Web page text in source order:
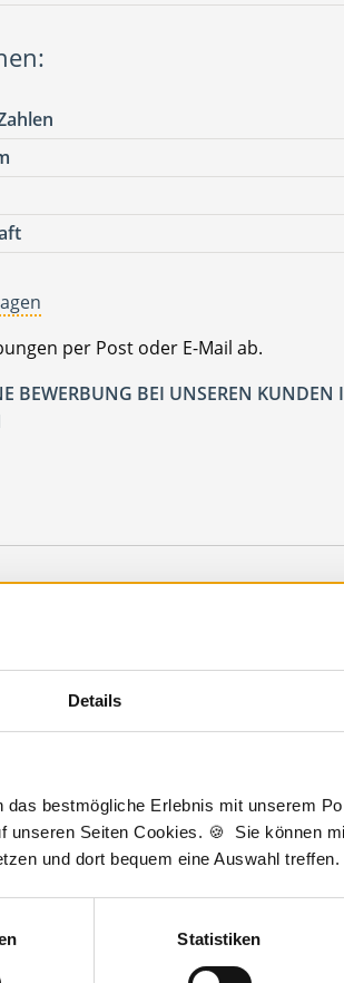
Details
bestmögliche Erlebnis mit unserem
unseren Seiten Cookies. 🍪 Sie können
und dort bequem eine Auswahl treffen.
Statistiken
per Post oder E-Mail ab.
BEWERBUNG BEI UNSEREN KUNDEN
fürStellenangebote alsFacharzt
als Markdown (CC BY 4.0)
Taufkirchen: